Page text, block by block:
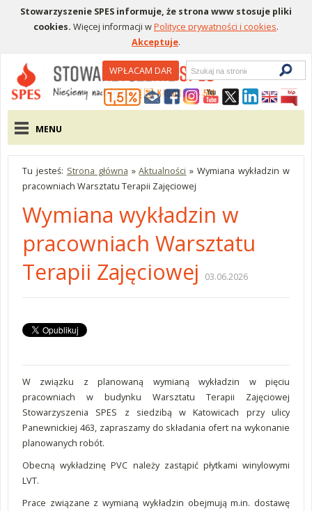
Stowarzyszenie SPES informuje, że strona www stosuje pliki
cookies. Więcej informacji wPolityce prywatności i cookies.
Akceptuje.
Menu pomocniczeWPŁACAM DAR
Wyszukiwarka
Menu główne
MENU
Tu jesteś: Strona główna »Aktualności »Wymiana wykładzin w
pracowniach Warsztatu Terapii Zajęciowej
Wymiana wykładzin w
pracowniach Warsztatu
Terapii Zajęciowej
03.06.2026
W związku z planowaną wymianą wykładzin w pięciu
pracowniach w budynku Warsztatu Terapii Zajęciowej
Stowarzyszenia SPES z siedzibą w Katowicach przy ulicy
Panewnickiej 463, zapraszamy do składania ofert na wykonanie
planowanych robót.
Obecną wykładzinę PVC należy zastąpić płytkami winylowymi
LVT.
Prace związane z wymianą wykładzin obejmują m.in. dostawę